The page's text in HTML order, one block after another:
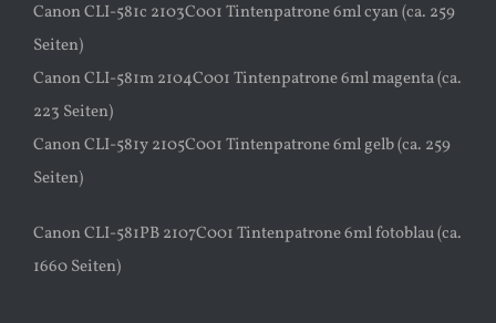
Canon CLI-581c 2103C001 Tintenpatrone 6ml cyan (ca. 259
Seiten)
Canon CLI-581m 2104C001 Tintenpatrone 6ml magenta (ca.
223 Seiten)
Canon CLI-581y 2105C001 Tintenpatrone 6ml gelb (ca. 259
Seiten)
Canon CLI-581PB 2107C001 Tintenpatrone 6ml fotoblau (ca.
1660 Seiten)